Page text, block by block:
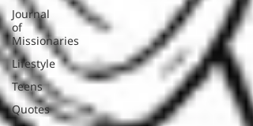
Journal
of
Missionaries
Lifestyle
Teens
Quotes